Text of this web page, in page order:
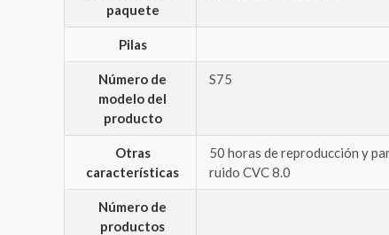
paquete
Pilas
Número de
modelo del
producto
‎S75
Otras
características
‎50 horas de reproducción y
ruido CVC 8.0
Número de
productos